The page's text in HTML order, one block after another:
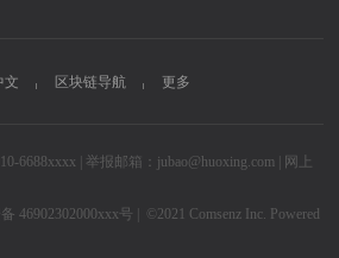
文 区块链导航 更多
6688xxxx | 举报邮箱：jubao@huoxing.com | 网上
46902302000xxx号 | ©2021 Comsenz Inc. Powered